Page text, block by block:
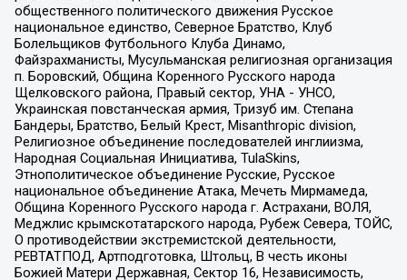
общественного политического движения Русское
национальное единство, Северное Братство, Клуб
Болельщиков Футбольного Клуба Динамо,
Файзрахманисты, Мусульманская религиозная организация
п. Боровский, Община Коренного Русского народа
Щелковского района, Правый сектор, УНА - УНСО,
Украинская повстанческая армия, Тризуб им. Степана
Бандеры, Братство, Белый Крест, Misanthropic division,
Религиозное объединение последователей инглиизма,
Народная Социальная Инициатива, TulaSkins,
Этнополитическое объединение Русские, Русское
национальное объединение Атака, Мечеть Мирмамеда,
Община Коренного Русского народа г. Астрахани, ВОЛЯ,
Меджлис крымскотатарского народа, Рубеж Севера, ТОЙС,
О противодействии экстремистской деятельности,
РЕВТАТПОД, Артподготовка, Штольц, В честь иконы
Божией Матери Державная, Сектор 16, Независимость,